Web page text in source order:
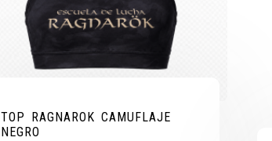
TOP RAGNAROK CAMUFLAJE
NEGRO